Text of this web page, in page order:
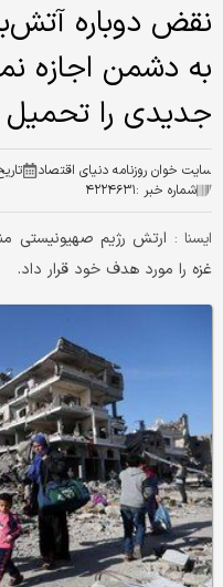
نقض دوباره
به دشمن اجازه
جدیدی را تحمیل
سایت خوان روزنامه دنیای اقتصاد
شماره خبر :۴۲۲۴۶۳۱
ایسنا : ارتش رژیم صهیونیستی
غزه را مورد هدف خود قرار داد.